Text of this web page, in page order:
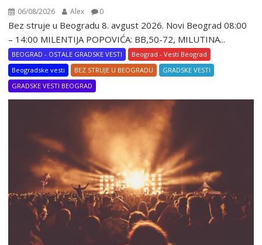
06/08/2026 Alex 0
Bez struje u Beogradu 8. avgust 2026. Novi Beograd 08:00
– 14:00 MILENTIJA POPOVIĆA: BB,50-72, MILUTINA...
BEOGRAD - OSTALE GRADSKE VESTI
Beograd - Vesti Beograd
Beogradske vesti
BEZ STRUJE U BEOGRADU
GRADSKE VESTI
GRADSKE VESTI BEOGRAD